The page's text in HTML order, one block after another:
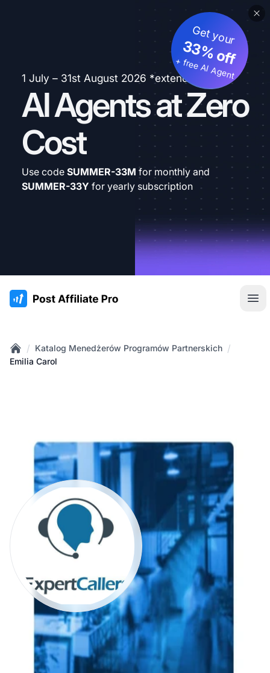
1 July – 31st August 2026 *extended
AI Agents at Zero
Cost
Get your
33% off
+ free AI Agent
Use code SUMMER-33M for monthly and
SUMMER-33Y for yearly subscription
:site.title
Home
/ Katalog Menedżerów Programów Partnerskich /
Emilia Carol